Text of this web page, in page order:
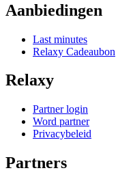
Aanbiedingen
Last minutes
Relaxy Cadeaubon
Relaxy
Partner login
Word partner
Privacybeleid
Partners